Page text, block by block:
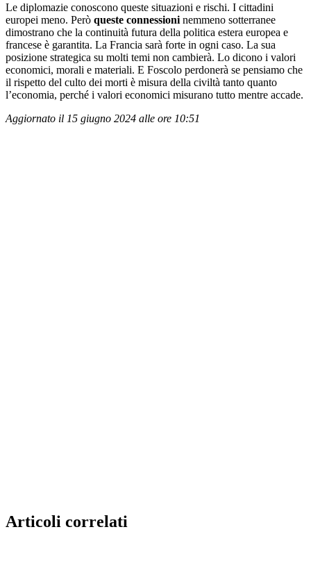
Le diplomazie conoscono queste situazioni e rischi. I cittadini
europei meno. Però queste connessioni nemmeno sotterranee
dimostrano che la continuità futura della politica estera europea e
francese è garantita. La Francia sarà forte in ogni caso. La sua
posizione strategica su molti temi non cambierà. Lo dicono i valori
economici, morali e materiali. E Foscolo perdonerà se pensiamo che
il rispetto del culto dei morti è misura della civiltà tanto quanto
l’economia, perché i valori economici misurano tutto mentre accade.
Aggiornato il 15 giugno 2024 alle ore 10:51
Articoli correlati